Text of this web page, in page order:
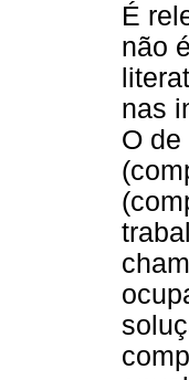
É
não
nas
O